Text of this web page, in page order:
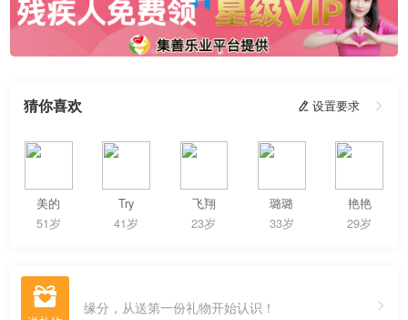
猜你喜欢  设置要求 
美的
51岁
Try
41岁
飞翔
23岁
璐璐
33岁
艳艳
29岁
 缘分，从送第一份礼物开始认识！